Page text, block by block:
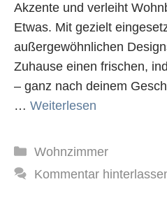
Akzente und verleiht
Etwas. Mit gezielt
außergewöhnlichen
Zuhause einen frischen,
– ganz nach deinem
… Weiterlesen
Kategorien
Wohnzimmer
Kommentar